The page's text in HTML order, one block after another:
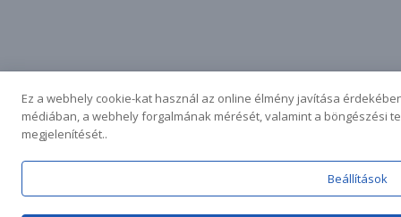
Ez a webhely cookie-kat használ az online élmény javítása
médiában, a webhely forgalmának mérését, valamint a böngészési
megjelenítését..
Beállítások